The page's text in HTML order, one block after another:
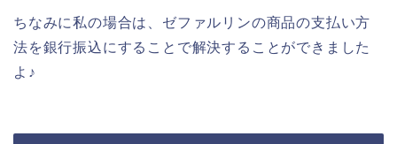
ちなみに私の場合は、ゼファルリンの商品の支払い方
法を銀行振込にすることで解決することができました
よ♪